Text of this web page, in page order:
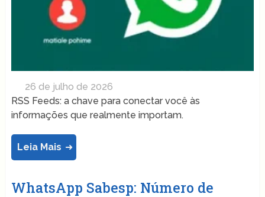
26 de julho de 2026
RSS Feeds: a chave para conectar você às
informações que realmente importam.
Leia Mais
WhatsApp Sabesp: Número de